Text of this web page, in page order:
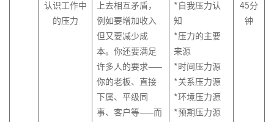
认识工作中
的压力
上去相互矛盾，
例如要增加收入
但又要减少成
本。你还要满足
许多人的要求——
你的老板、直接
下属、平级同
事、客户等——而
*自我压力认
知
*压力的主要
来源
*时间压力源
*关系压力源
*环境压力源
*预期压力源
45分
钟